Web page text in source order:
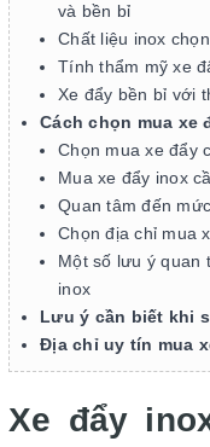
và bền bỉ
Chất liệu inox
Tính thẩm mỹ xe
Xe đẩy bền bỉ với
Cách chọn mua xe
Chọn mua xe đẩy
Mua xe đẩy inox
Quan tâm đến
Chọn địa chỉ mua
Một số lưu ý quan
inox
Lưu ý cần biết khi
Địa chỉ uy tín mua
Xe đẩy